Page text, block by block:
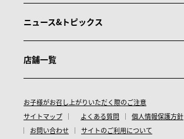
ニュース&トピックス
店舗一覧
お子様がお召し上がりいただく際のご注意
サイトマップ
よくある質問 個人情報保護方針
お問い合わせ
サイトのご利用について